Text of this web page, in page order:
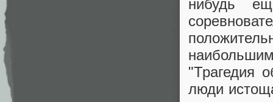
нибудь
"Трагедия
люди